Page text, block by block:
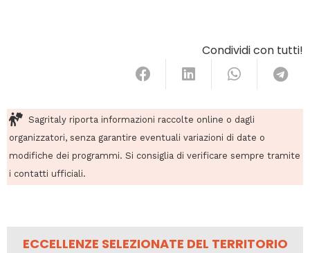
Condividi con tutti!
Sagritaly riporta informazioni raccolte online o dagli
organizzatori, senza garantire eventuali variazioni di date o
modifiche dei programmi. Si consiglia di verificare sempre tramite
i contatti ufficiali.
ECCELLENZE SELEZIONATE DEL TERRITORIO